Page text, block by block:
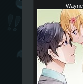
Wayne